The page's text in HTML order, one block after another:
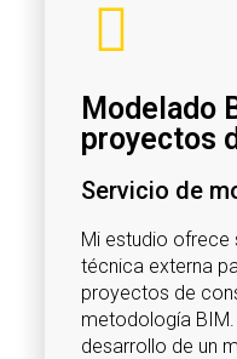
Modelado
proyectos
Servicio de
Mi estudio
técnica externa
proyectos de
metodología
desarrollo de un